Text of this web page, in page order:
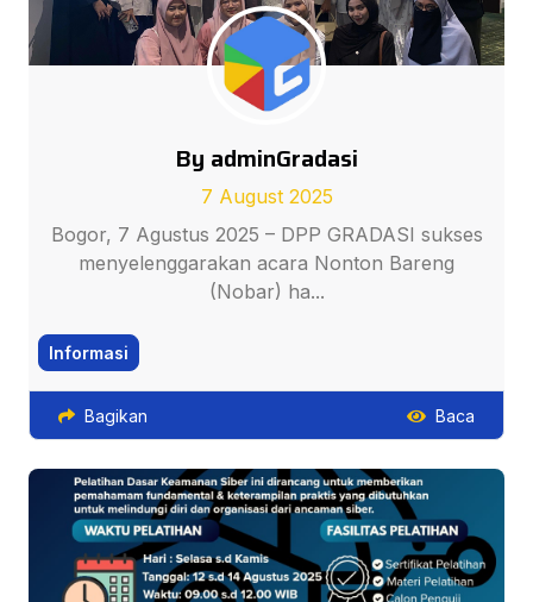
By adminGradasi
7 August 2025
Bogor, 7 Agustus 2025 – DPP GRADASI sukses
menyelenggarakan acara Nonton Bareng
(Nobar) ha...
Informasi
Bagikan Baca